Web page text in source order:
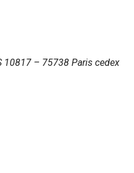
10817 – 75738 Paris cedex